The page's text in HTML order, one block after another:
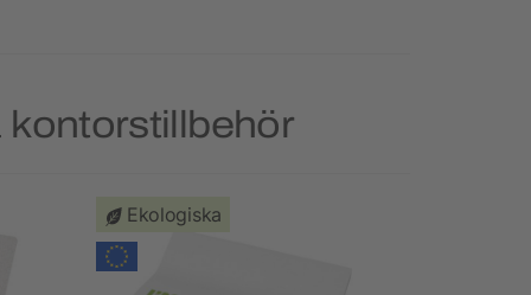
Ekologiska